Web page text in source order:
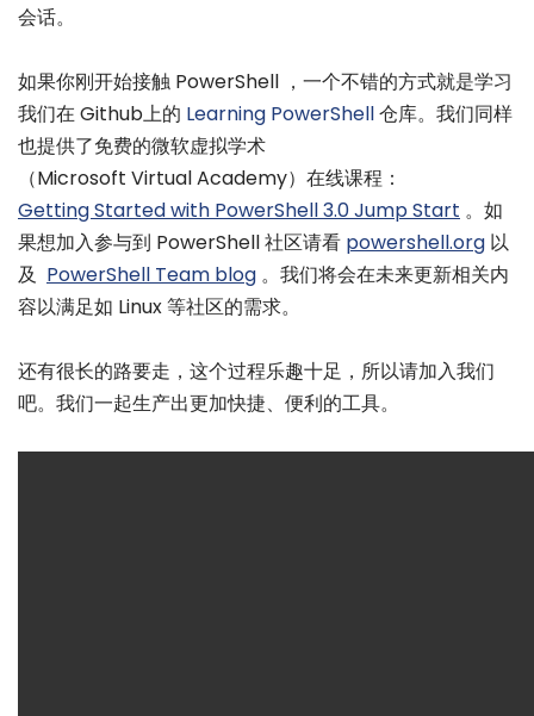
会话。
如果你刚开始接触 PowerShell ，一个不错的方式就是学习
我们在 Github上的 Learning PowerShell仓库。我们同样
也提供了免费的微软虚拟学术
（Microsoft Virtual Academy）在线课程：
Getting Started with PowerShell 3.0 Jump Start 。如
果想加入参与到 PowerShell 社区请看 powershell.org 以
及 PowerShell Team blog 。我们将会在未来更新相关内
容以满足如 Linux 等社区的需求。
还有很长的路要走，这个过程乐趣十足，所以请加入我们
吧。我们一起生产出更加快捷、便利的工具。